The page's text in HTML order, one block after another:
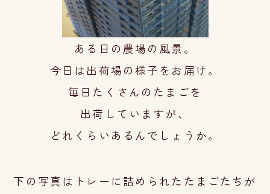
ある日の農場の風景。
今日は出荷場の様子をお届け。
毎日たくさんのたまごを
出荷していますが、
どれくらいあるんでしょうか。
下の写真はトレーに詰められたたまごたちが